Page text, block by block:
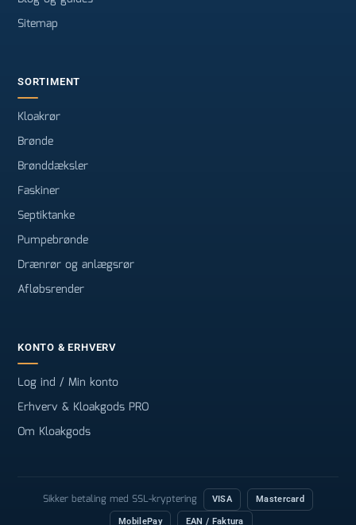
Sitemap
SORTIMENT
Kloakrør
Brønde
Brønddæksler
Faskiner
Septiktanke
Pumpebrønde
Drænrør og anlægsrør
Afløbsrender
KONTO & ERHVERV
Log ind / Min konto
Erhverv & Kloakgods PRO
Om Kloakgods
Sikker betaling med SSL-kryptering VISA Mastercard
MobilePay EAN / Faktura